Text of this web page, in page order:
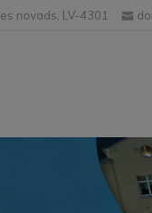
novads, LV-4301